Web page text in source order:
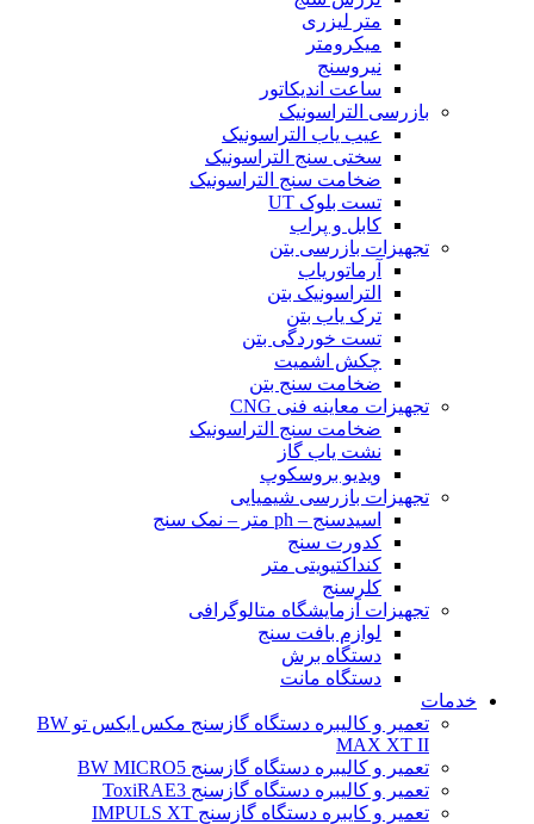
متر لیزری
میکرومتر
نیروسنج
ساعت اندیکاتور
بازرسی التراسونیک
عیب یاب التراسونیک
سختی سنج التراسونیک
ضخامت سنج التراسونیک
تست بلوک UT
کابل و پراب
تجهیزات بازرسی بتن
آرماتوریاب
التراسونیک بتن
ترک یاب بتن
تست خوردگی بتن
چکش اشمیت
ضخامت سنج بتن
تجهیزات معاینه فنی CNG
ضخامت سنج التراسونیک
نشت یاب گاز
ویدیو بروسکوپ
تجهیزات بازرسی شیمیایی
اسیدسنج – ph متر – نمک سنج
کدورت سنج
کنداکتیویتی متر
کلرسنج
تجهیزات آزمایشگاه متالوگرافی
لوازم بافت سنج
دستگاه برش
دستگاه مانت
خدمات
تعمیر و کالیبره دستگاه گازسنج مکس ایکس تو BW
MAX XT II
تعمیر و کالیبره دستگاه گازسنج BW MICRO5
تعمیر و کالیبره دستگاه گازسنج ToxiRAE3
تعمیر و کایبره دستگاه گازسنج IMPULS XT